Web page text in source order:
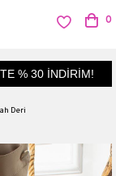
% 30 İNDİRİM!
0
Deri